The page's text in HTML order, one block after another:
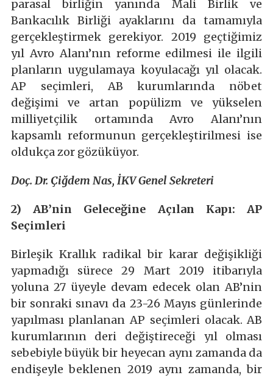
parasal birliğin yanında Mali Birlik ve
Bankacılık Birliği ayaklarını da tamamıyla
gerçekleştirmek gerekiyor. 2019 geçtiğimiz
yıl Avro Alanı’nın reforme edilmesi ile ilgili
planların uygulamaya koyulacağı yıl olacak.
AP seçimleri, AB kurumlarında nöbet
değişimi ve artan popülizm ve yükselen
milliyetçilik ortamında Avro Alanı’nın
kapsamlı reformunun gerçekleştirilmesi ise
oldukça zor gözüküyor.
Doç. Dr. Çiğdem Nas, İKV Genel Sekreteri
2) AB’nin Geleceğine Açılan Kapı: AP
Seçimleri
Birleşik Krallık radikal bir karar değişikliği
yapmadığı sürece 29 Mart 2019 itibarıyla
yoluna 27 üyeyle devam edecek olan AB’nin
bir sonraki sınavı da 23-26 Mayıs günlerinde
yapılması planlanan AP seçimleri olacak. AB
kurumlarının deri değiştireceği yıl olması
sebebiyle büyük bir heyecan aynı zamanda da
endişeyle beklenen 2019 aynı zamanda, bir